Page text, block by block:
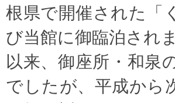
根県で開催された「
び当館に御臨泊され
以来、御座所・和泉
でしたが、平成から